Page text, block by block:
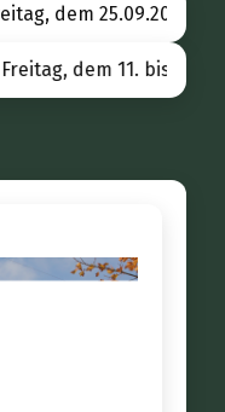
dem 25.09.2026, ab
dem 11. bis